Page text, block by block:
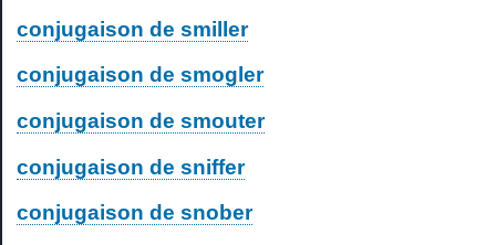
conjugaison de smiller
conjugaison de smogler
conjugaison de smouter
conjugaison de sniffer
conjugaison de snober